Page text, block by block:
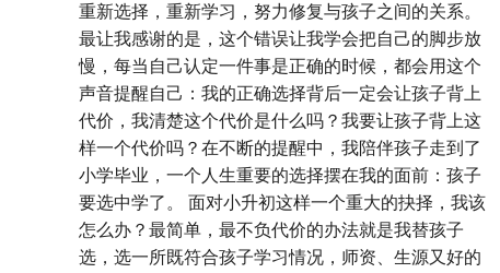
重新选择，重新学习，努力修复与孩子之间的关系。
最让我感谢的是，这个错误让我学会把自己的脚步放
慢，每当自己认定一件事是正确的时候，都会用这个
声音提醒自己：我的正确选择背后一定会让孩子背上
代价，我清楚这个代价是什么吗？我要让孩子背上这
样一个代价吗？在不断的提醒中，我陪伴孩子走到了
小学毕业，一个人生重要的选择摆在我的面前：孩子
要选中学了。 面对小升初这样一个重大的抉择，我该
怎么办？最简单，最不负代价的办法就是我替孩子
选，选一所既符合孩子学习情况，师资、生源又好的